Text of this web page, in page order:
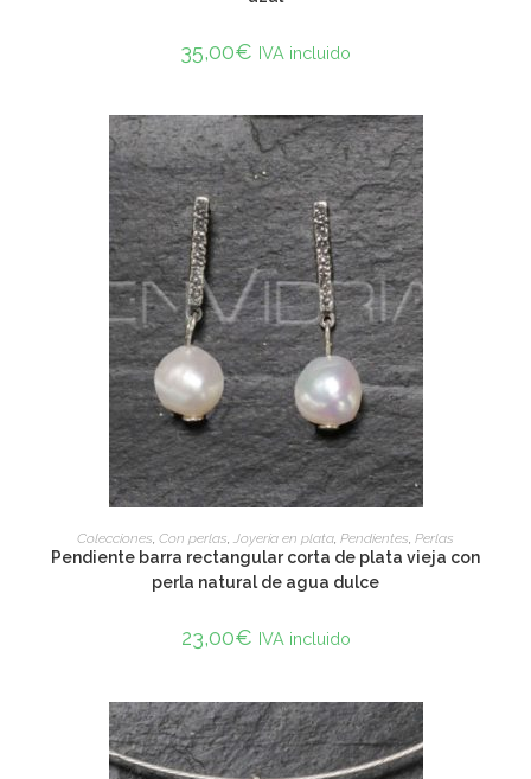
35,00€ IVA incluido
ADD TO CART
Colecciones, Con perlas, Joyería en plata, Pendientes, Perlas
Pendiente barra rectangular corta de plata vieja con
perla natural de agua dulce
23,00€ IVA incluido